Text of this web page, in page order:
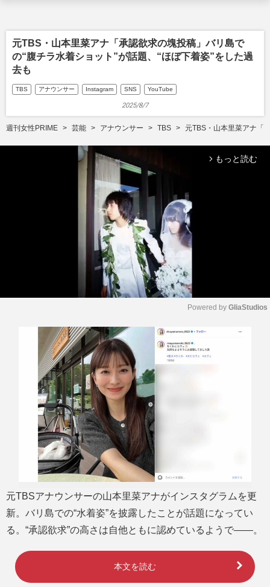
元TBS・山本里菜アナ「承認欲求の塊投稿」バリ島で
の“腹チラ水着ショット”が話題、“ほぼ下着姿”をした過
去も
TBS アナウンサー Instagram SNS YouTube
2025/8/7
週刊女性PRIME 芸能 アナウンサー TBS 元TBS・山本里菜アナ「
arrow_forward_ios もっと読む
Powered by GliaStudios
元TBSアナウンサーの山本里菜アナがインスタグラムを更
新。バリ島での“水着姿”を披露したことが話題になってい
る。“承認欲求”の高さは自他ともに認めているようで――。
本文を読む